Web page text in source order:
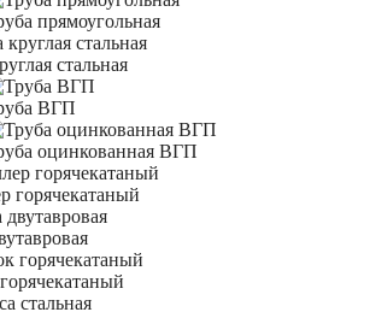
прямоугольная
стальная
ВГП
оцинкованная ВГП
горячекатаный